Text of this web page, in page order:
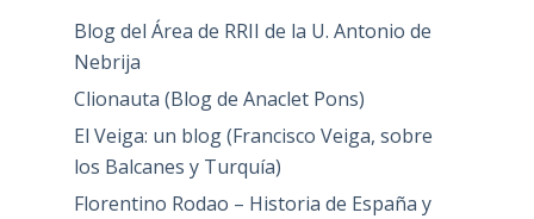
Blog del Área de RRII de la U. Antonio de
Nebrija
Clionauta (Blog de Anaclet Pons)
El Veiga: un blog (Francisco Veiga, sobre
los Balcanes y Turquía)
Florentino Rodao – Historia de España y